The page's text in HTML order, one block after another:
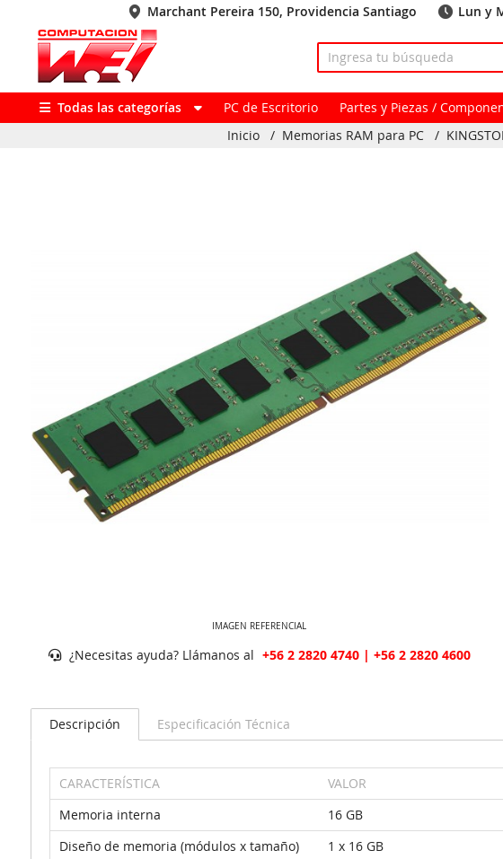
Marchant Pereira 150, Providencia Santiago Lun y
Todas las categorías PC de Escritorio Partes y Piezas /
Inicio
/ Memorias RAM para PC /
IMAGEN REFERENCIAL
¿Necesitas ayuda? Llámanos al +56 2 2820 4740 | +56 2 2820 4600
Descripción Especificación Técnica
CARACTERÍSTICA
VALOR
Memoria interna
16 GB
Diseño de memoria (módulos x tamaño)
1 x 16 GB